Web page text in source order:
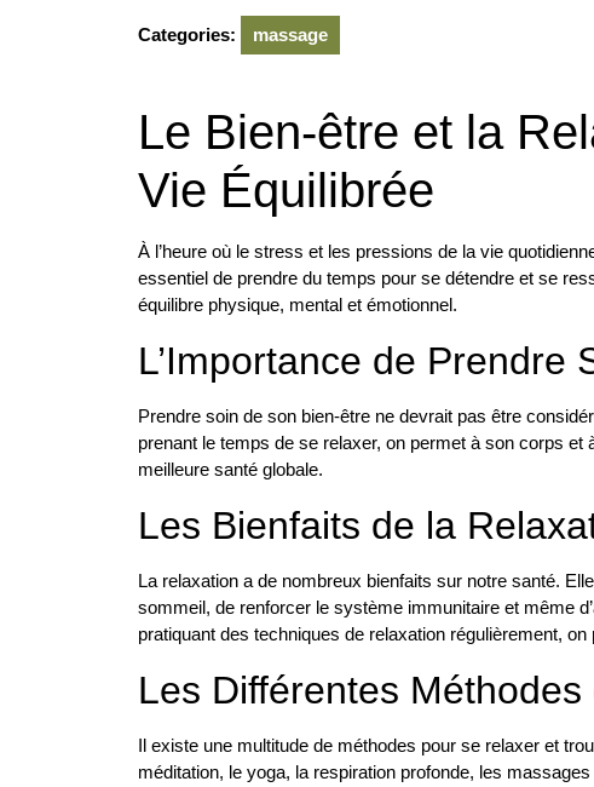
Categories: massage
Le Bien-être et la
Vie Équilibrée
À l’heure où le stress et les pressions de la vie
essentiel de prendre du temps pour se détendre et se
équilibre physique, mental et émotionnel.
L’Importance de Prendre
Prendre soin de son bien-être ne devrait pas être
prenant le temps de se relaxer, on permet à son corps
meilleure santé globale.
Les Bienfaits de la
La relaxation a de nombreux bienfaits sur notre santé.
sommeil, de renforcer le système immunitaire et même
pratiquant des techniques de relaxation régulièrement,
Les Différentes
Il existe une multitude de méthodes pour se relaxer et
méditation, le yoga, la respiration profonde, les